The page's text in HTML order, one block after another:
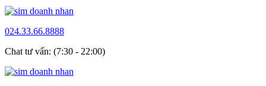
024.33.66.8888
Chat tư vấn: (7:30 - 22:00)